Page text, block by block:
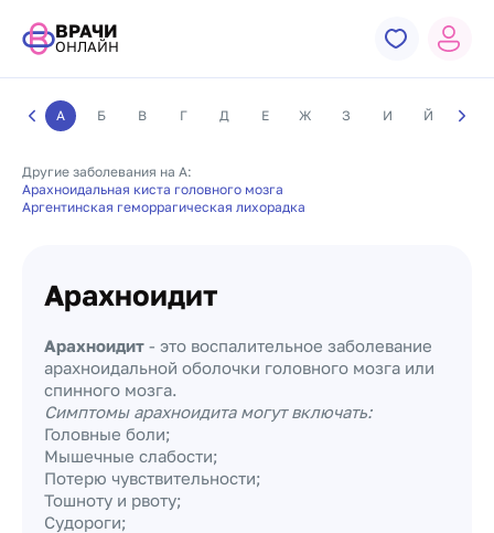
ВРАЧИ
ОНЛАЙН
А Б В Г Д Е Ж З И Й К
Другие заболевания на А:
Арахноидальная киста головного мозга
Аргентинская геморрагическая лихорадка
Арахноидит
Арахноидит - это воспалительное заболевание
арахноидальной оболочки головного мозга или
спинного мозга.
Симптомы арахноидита могут включать:
Головные боли;
Мышечные слабости;
Потерю чувствительности;
Тошноту и рвоту;
Судороги;